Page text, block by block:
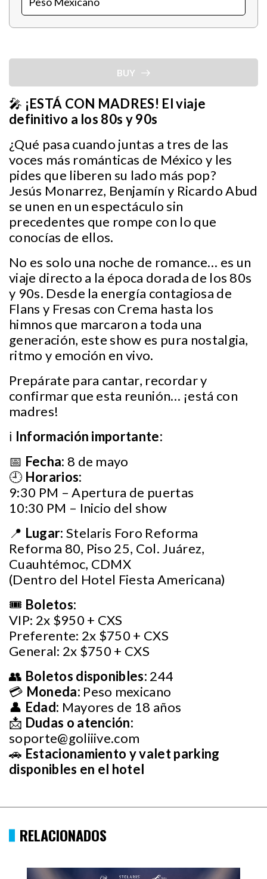
BUY
🎤 ¡ESTÁ CON MADRES! El viaje
definitivo a los 80s y 90s
¿Qué pasa cuando juntas a tres de las
voces más románticas de México y les
pides que liberen su lado más pop?
Jesús Monarrez, Benjamín y Ricardo Abud
se unen en un espectáculo sin
precedentes que rompe con lo que
conocías de ellos.
No es solo una noche de romance… es un
viaje directo a la época dorada de los 80s
y 90s. Desde la energía contagiosa de
Flans y Fresas con Crema hasta los
himnos que marcaron a toda una
generación, este show es pura nostalgia,
ritmo y emoción en vivo.
Prepárate para cantar, recordar y
confirmar que esta reunión… ¡está con
madres!
ℹ️ Información importante:
📅 Fecha: 8 de mayo
🕘 Horarios:
9:30 PM – Apertura de puertas
10:30 PM – Inicio del show
📍 Lugar: Stelaris Foro Reforma
Reforma 80, Piso 25, Col. Juárez,
Cuauhtémoc, CDMX
(Dentro del Hotel Fiesta Americana)
🎟 Boletos:
VIP: 2x $950 + CXS
Preferente: 2x $750 + CXS
General: 2x $750 + CXS
👥 Boletos disponibles: 244
💳 Moneda: Peso mexicano
👤 Edad: Mayores de 18 años
📩 Dudas o atención:
soporte@goliiive.com
🚗 Estacionamiento y valet parking
disponibles en el hotel
RELACIONADOS